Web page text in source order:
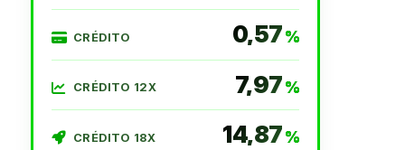
CRÉDITO 0,57
CRÉDITO 12X 7,97
CRÉDITO 18X 14,87